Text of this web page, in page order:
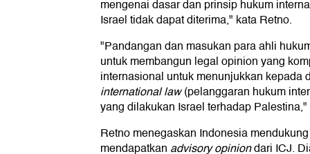
mengenai dasar dan prinsip hukum
Israel tidak dapat diterima," kata Retno.
"Pandangan dan masukan para ahli
untuk membangun legal opinion yang
internasional untuk menunjukkan kepada
international law(pelanggaran hukum
yang dilakukan Israel terhadap
Retno menegaskan Indonesia
mendapatkan advisory opiniondari ICJ.